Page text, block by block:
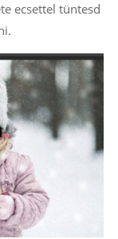
ecsettel tüntesd